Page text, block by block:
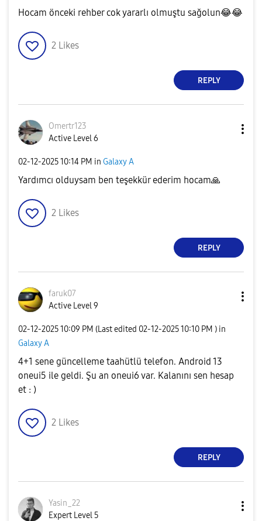
Hocam önceki rehber cok yararlı olmuştu sağolun😂😂
2 Likes
REPLY
Omertr123
Active Level 6
‎02-12-202510:14 PM in Galaxy A
Yardımcı olduysam ben teşekkür ederim hocam🙏
2 Likes
REPLY
faruk07
Active Level 9
‎02-12-202510:09 PM (Last edited ‎02-12-202510:10 PM ) in
Galaxy A
4+1 sene güncelleme taahütlü telefon. Android 13
oneui5 ile geldi. Şu an oneui6 var. Kalanını sen hesap
et : )
2 Likes
REPLY
Yasin_22
Expert Level 5